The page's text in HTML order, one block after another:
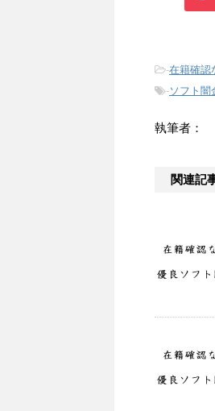
-在籍確認
-ソフト闇
執筆者：
関連記